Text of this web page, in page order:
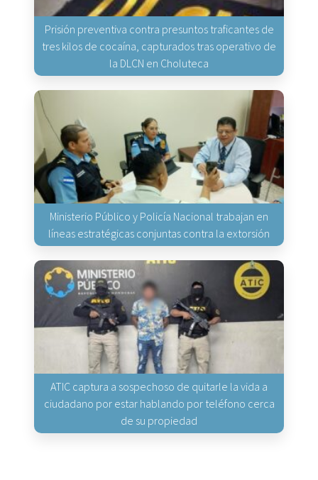
Prisión preventiva contra presuntos traficantes de
tres kilos de cocaína, capturados tras operativo de
la DLCN en Choluteca
Ministerio Público y Policía Nacional trabajan en
líneas estratégicas conjuntas contra la extorsión
ATIC captura a sospechoso de quitarle la vida a
ciudadano por estar hablando por teléfono cerca
de su propiedad